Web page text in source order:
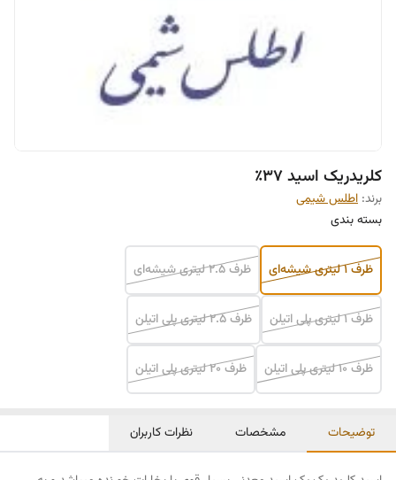
کلریدریک اسید ۳۷٪
برند: اطلس شیمی
بسته بندی
ظرف ۱ لیتری شيشه‌ای ظرف ۲.۵ لیتری شيشه‌ای
ظرف ۱ لیتری پلی اتیلن ظرف ۲.۵ لیتری پلی اتیلن
ظرف ۱۰ لیتری پلی اتیلن ظرف ۲۰ لیتری پلی اتیلن
توضیحات مشخصات نظرات کاربران